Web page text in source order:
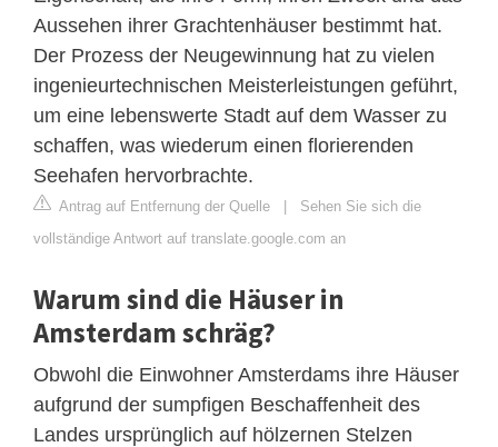
Aussehen ihrer Grachtenhäuser bestimmt hat.
Der Prozess der Neugewinnung hat zu vielen
ingenieurtechnischen Meisterleistungen geführt,
um eine lebenswerte Stadt auf dem Wasser zu
schaffen, was wiederum einen florierenden
Seehafen hervorbrachte.
Antrag auf Entfernung der Quelle | Sehen Sie sich die
vollständige Antwort auf translate.google.com an
Warum sind die Häuser in
Amsterdam schräg?
Obwohl die Einwohner Amsterdams ihre Häuser
aufgrund der sumpfigen Beschaffenheit des
Landes ursprünglich auf hölzernen Stelzen